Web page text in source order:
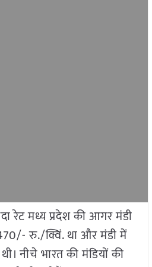
रेट मध्य प्रदेश की आगर मंडी
रु./क्विं. था और मंडी में
नीचे भारत की मंडियों की